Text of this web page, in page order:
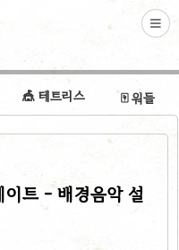
🎪 테트리스 🀄 워들
이트 - 배경음악 설